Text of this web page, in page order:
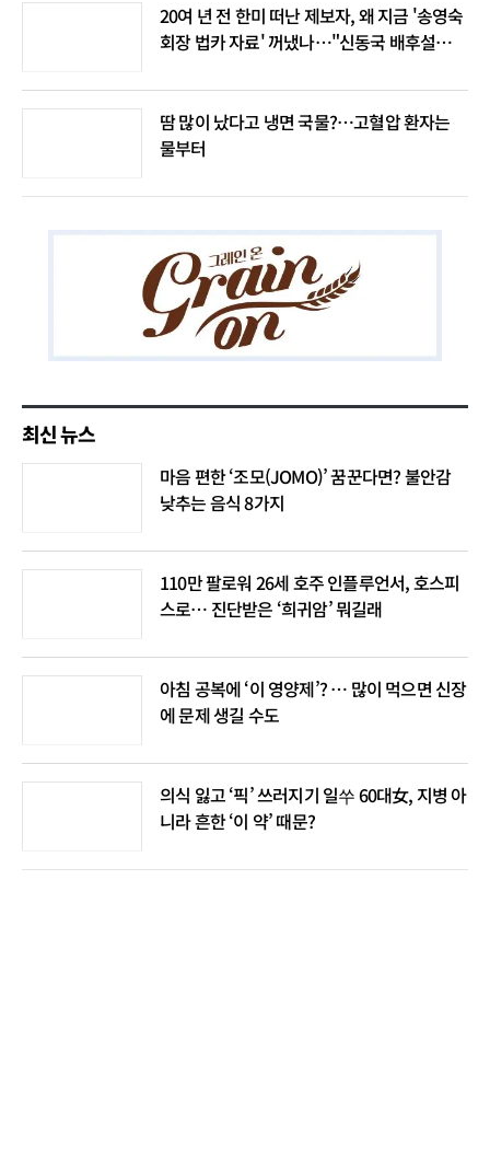
20여 년 전 한미 떠난 제보자, 왜 지금 '송영숙
회장 법카 자료' 꺼냈나…"신동국 배후설은
땀 많이 났다고 냉면 국물?…고혈압 환자는
물부터
최신 뉴스
마음 편한 ‘조모(JOMO)’ 꿈꾼다면? 불안감
낮추는 음식 8가지
110만 팔로워 26세 호주 인플루언서, 호스피
스로… 진단받은 ‘희귀암’ 뭐길래
아침 공복에 ‘이 영양제’? … 많이 먹으면 신장
에 문제 생길 수도
의식 잃고 ‘픽’ 쓰러지기 일쑤 60대女, 지병 아
니라 흔한 ‘이 약’ 때문?